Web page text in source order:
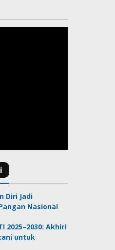
Diri Jadi
Nasional
2025–2030: Akhiri
untuk